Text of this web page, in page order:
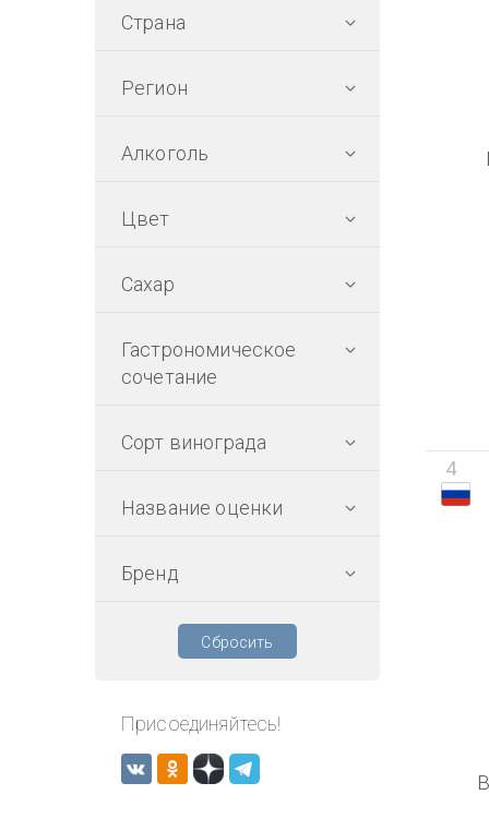
Страна
Регион
Алкоголь
Цвет
Сахар
Гастрономическое
сочетание
Сорт винограда
Название оценки
Бренд
Сбросить
Присоединяйтесь!
4